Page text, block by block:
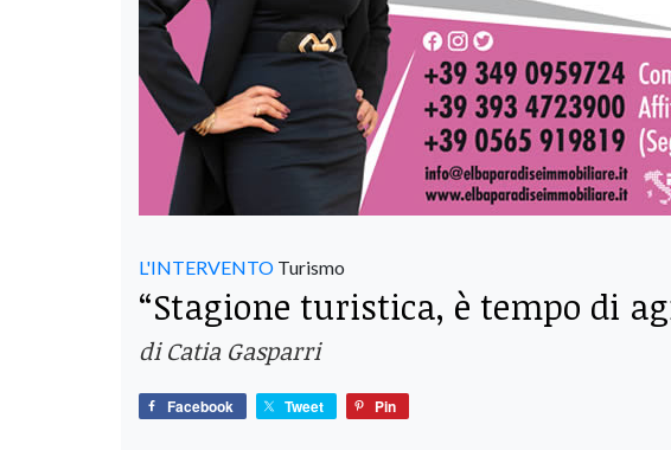
L'INTERVENTO Turismo
“Stagione turistica, è tempo di
di Catia Gasparri
Facebook Tweet Pin